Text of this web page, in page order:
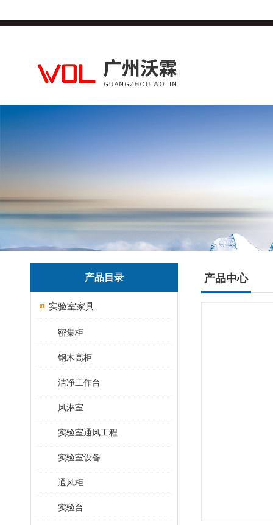
产品目录
实验室家具
密集柜
钢木高柜
洁净工作台
风淋室
实验室通风工程
实验室设备
通风柜
实验台
产品中心